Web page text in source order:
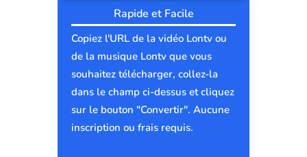
Rapide et Facile
Copiez l'URL de la vidéo Lontv ou
de la musique Lontv que vous
souhaitez télécharger, collez-la
dans le champ ci-dessus et cliquez
sur le bouton "Convertir". Aucune
inscription ou frais requis.